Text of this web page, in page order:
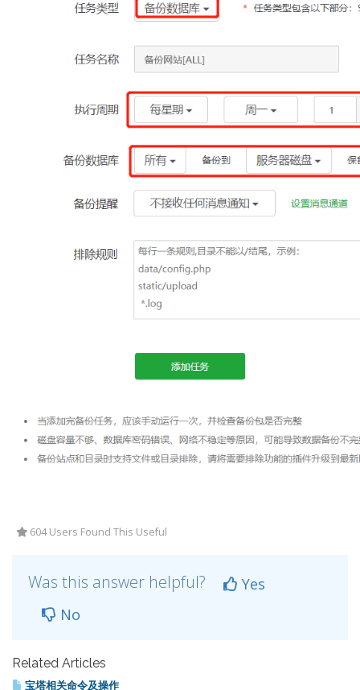
604 Users Found This Useful
Was this answer helpful?
Yes
No
Related Articles
宝塔相关命令及操作